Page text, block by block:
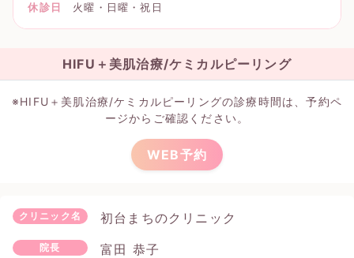
休診日
火曜・日曜・祝日
※HIFU＋美肌治療/ケミカルピーリングの診療時間は、予約ペ
ージからご確認ください。
HIFU＋美肌治療/ケミカルピーリング
WEB予約
クリニック名 初台まちのクリニック
院長 富田 恭子